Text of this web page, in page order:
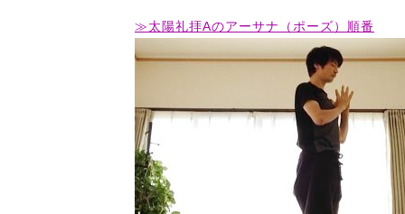
≫太陽礼拝Aのアーサナ（ポーズ）順番